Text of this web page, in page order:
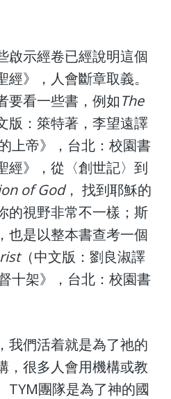
啟示經卷已經說明這個
》，人會斷章取義。
要看一些書，例如The
版：箂特著，李望遠譯
上帝》，台北：校園書
經》，從〈創世記〉到
of God， 找到耶穌的
的視野非常不一樣；斯
也是以整本書查考一個
（中文版：劉良淑譯
十架》，台北：校園書
我們活着就是為了祂的
，很多人會用機構或教
TYM團隊是為了神的國